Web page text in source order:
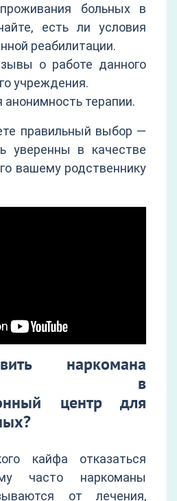
больных в
есть ли условия
реабилитации.
о работе данного
учреждения.
анонимность терапии.
правильный выбор —
уверенны в качестве
вашему родственнику
наркомана
в
центр для
кайфа отказаться
часто наркоманы
от лечения,